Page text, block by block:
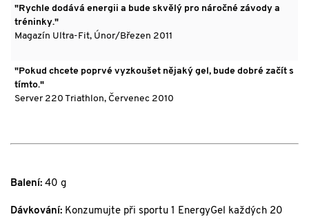
"Rychle dodává energii a bude skvělý pro náročné závody a
tréninky."
Magazín Ultra-Fit, Únor/Březen 2011
"Pokud chcete poprvé vyzkoušet nějaký gel, bude dobré začít s
tímto."
Server 220 Triathlon, Červenec 2010
Balení: 40 g
Dávkování: Konzumujte při sportu 1 EnergyGel každých 20